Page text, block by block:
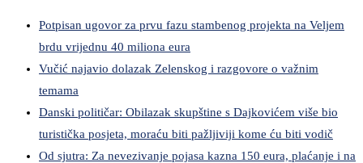
Potpisan ugovor za prvu fazu stambenog projekta na Veljem
brdu vrijednu 40 miliona eura
Vučić najavio dolazak Zelenskog i razgovore o važnim
temama
Danski političar: Obilazak skupštine s Dajkovićem više bio
turistička posjeta, moraću biti pažljiviji kome ću biti vodič
Od sjutra: Za nevezivanje pojasa kazna 150 eura, plaćanje i na